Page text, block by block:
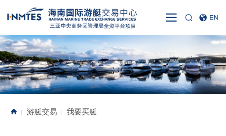
| 游艇交易 | 我要买艇